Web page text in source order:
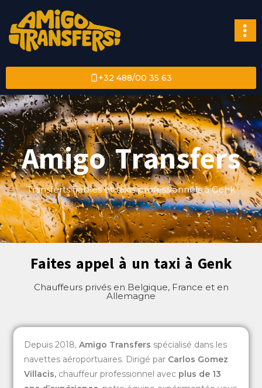
+32 488/00 35 63
Amigo Transfers
Transferts fiables et taxis professionnels à Genk
Faites appel à un taxi à Genk
Chauffeurs privés en Belgique, France et en
Allemagne
Depuis 2018,Amigo Transfers spécialisé dans les
navettes aéroportuaires. Dirigé par Carlos Gomez
Villacis, chauffeur professionnel avec plus de 13